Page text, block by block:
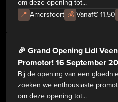
om deze opening tot...
📍 Amersfoort 💰 Vanaf€ 11.50
🎉 Grand Opening Lidl
Promotor! 16 September
Bij de opening van een
zoeken we enthousiaste
om deze opening tot...